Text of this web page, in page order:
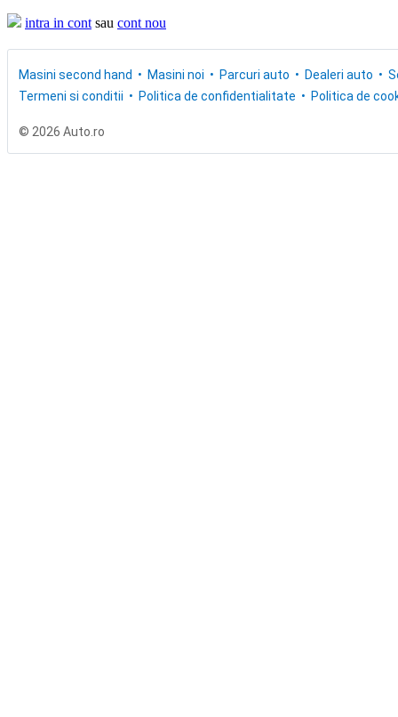
intra in cont sau cont nou
Masini second hand Masini noi Parcuri auto Dealeri auto
Termeni si conditii
Politica de confidentialitate Politica de
© 2026 Auto.ro